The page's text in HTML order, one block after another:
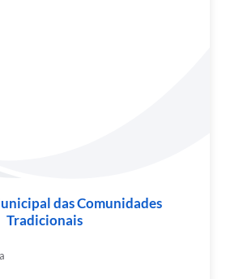
das Comunidades
Tradicionais